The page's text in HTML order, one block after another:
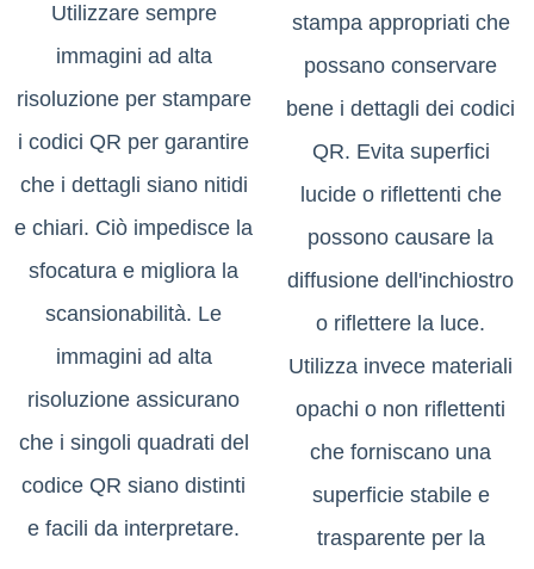
Utilizzare sempre
immagini ad alta
risoluzione per stampare
i codici QR per garantire
che i dettagli siano nitidi
e chiari. Ciò impedisce la
sfocatura e migliora la
scansionabilità. Le
immagini ad alta
risoluzione assicurano
che i singoli quadrati del
codice QR siano distinti
e facili da interpretare.
stampa appropriati che
possano conservare
bene i dettagli dei codici
QR. Evita superfici
lucide o riflettenti che
possono causare la
diffusione dell'inchiostro
o riflettere la luce.
Utilizza invece materiali
opachi o non riflettenti
che forniscano una
superficie stabile e
trasparente per la